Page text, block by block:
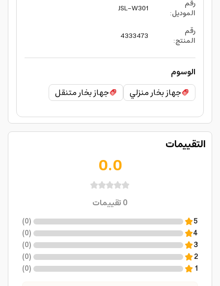
رقم
الموديل:
JSL-W301
رقم
المنتج:
4333473
الوسوم
جهاز بخار منزلي
جهاز بخار متنقل
التقييمات
0.0
0تقييمات
5
(
0
)
4
(
0
)
3
(
0
)
2
(
0
)
1
(
0
)